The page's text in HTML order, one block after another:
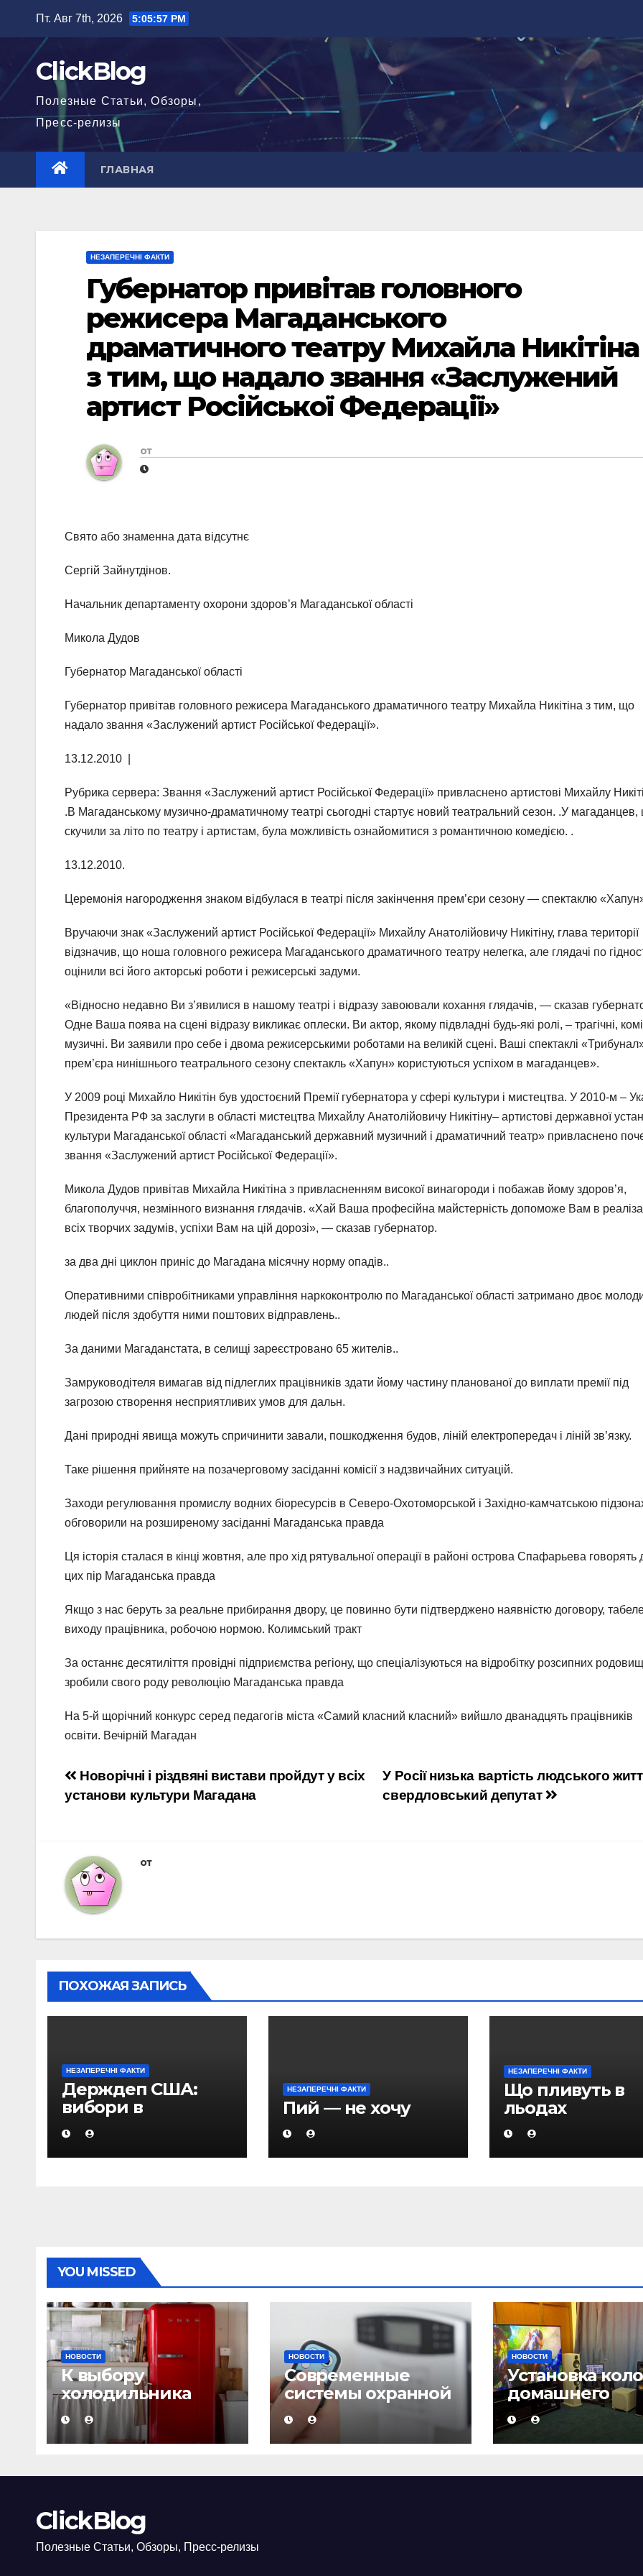
содержимому
Пт. Авг 7th, 2026 5:05:58 PM
ClickBlog
Полезные Статьи, Обзоры,
Пресс-релизы
ГЛАВНАЯ
НЕЗАПЕРЕЧНІ ФАКТИ
Губернатор привітав головного
режисера Магаданського
драматичного театру Михайла Никітіна
з тим, що надало звання «Заслужений
артист Російської Федерації»
от
Свято або знаменна дата відсутнє
Сергій Зайнутдінов.
Начальник департаменту охорони здоров’я Магаданської області
Микола Дудов
Губернатор Магаданської області
Губернатор привітав головного режисера Магаданського драматичного театру Михайла Никітіна з тим, що
надало звання «Заслужений артист Російської Федерації».
13.12.2010 |
Рубрика сервера: Звання «Заслужений артист Російської Федерації» привласнено артистові Михайлу
.В Магаданському музично-драматичному театрі сьогодні стартує новий театральний сезон. .У
скучили за літо по театру і артистам, була можливість ознайомитися з романтичною комедією. .
13.12.2010.
Церемонія нагородження знаком відбулася в театрі після закінчення прем’єри сезону — спектаклю
Вручаючи знак «Заслужений артист Російської Федерації» Михайлу Анатолійовичу Никітіну, глава території
відзначив, що ноша головного режисера Магаданського драматичного театру нелегка, але глядачі по
оцінили всі його акторські роботи і режисерські задуми.
«Відносно недавно Ви з’явилися в нашому театрі і відразу завоювали кохання глядачів, — сказав
Одне Ваша поява на сцені відразу викликає оплески. Ви актор, якому підвладні будь-які ролі, – трагічні,
музичні. Ви заявили про себе і двома режисерськими роботами на великій сцені. Ваші спектаклі
прем’єра нинішнього театрального сезону спектакль «Хапун» користуються успіхом в магаданцев».
У 2009 році Михайло Никітін був удостоєний Премії губернатора у сфері культури і мистецтва. У 2010-м –
Президента РФ за заслуги в області мистецтва Михайлу Анатолійовичу Никітіну– артистові державної
культури Магаданської області «Магаданський державний музичний і драматичний театр» привласнено
звання «Заслужений артист Російської Федерації».
Микола Дудов привітав Михайла Никітіна з привласненням високої винагороди і побажав йому здоров’я,
благополуччя, незмінного визнання глядачів. «Хай Ваша професійна майстерність допоможе Вам в
всіх творчих задумів, успіхи Вам на цій дорозі», — сказав губернатор.
за два дні циклон приніс до Магадана місячну норму опадів..
Оперативними співробітниками управління наркоконтролю по Магаданської області затримано двоє
людей після здобуття ними поштових відправлень..
За даними Магаданстата, в селищі зареєстровано 65 жителів..
Замруководітеля вимагав від підлеглих працівників здати йому частину планованої до виплати премії під
загрозою створення несприятливих умов для дальн.
Дані природні явища можуть спричинити завали, пошкодження будов, ліній електропередач і ліній зв’язку.
Таке рішення прийняте на позачерговому засіданні комісії з надзвичайних ситуацій.
Заходи регулювання промислу водних біоресурсів в Северо-Охотоморськой і Західно-камчатською
обговорили на розширеному засіданні Магаданська правда
Ця історія сталася в кінці жовтня, але про хід рятувальної операції в районі острова Спафарьева говорять
цих пір Магаданська правда
Якщо з нас беруть за реальне прибирання двору, це повинно бути підтверджено наявністю договору,
виходу працівника, робочою нормою. Колимський тракт
За останнє десятиліття провідні підприємства регіону, що спеціалізуються на відробітку розсипних
зробили свого роду революцію Магаданська правда
На 5-й щорічний конкурс серед педагогів міста «Самий класний класний» вийшло дванадцять працівників
освіти. Вечірній Магадан
Навигация
по
У Росії низька вартість людського
свердловський депутат
Новорічні і різдвяні вистави пройдут у всіх
установи культури Магадана
от
ПОХОЖАЯ ЗАПИСЬ
НЕЗАПЕРЕЧНІ ФАКТИ
Держдеп США:
вибори в
Азербайджані не
відповідали
міжнародним
НЕЗАПЕРЕЧНІ ФАКТИ
Пий — не хочу
НЕЗАПЕРЕЧНІ ФАКТИ
Що пливуть в
льодах
YOU MISSED
НОВОСТИ
К выбору
холодильника
надо подходить с
умом!
НОВОСТИ
Современные
системы охранной
сигнализации
НОВОСТИ
Установка
домашнего
кинотеатра и
настройка
ClickBlog
Полезные Статьи, Обзоры, Пресс-релизы